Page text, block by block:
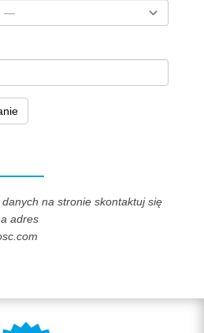
na stronie skontaktuj się
adres